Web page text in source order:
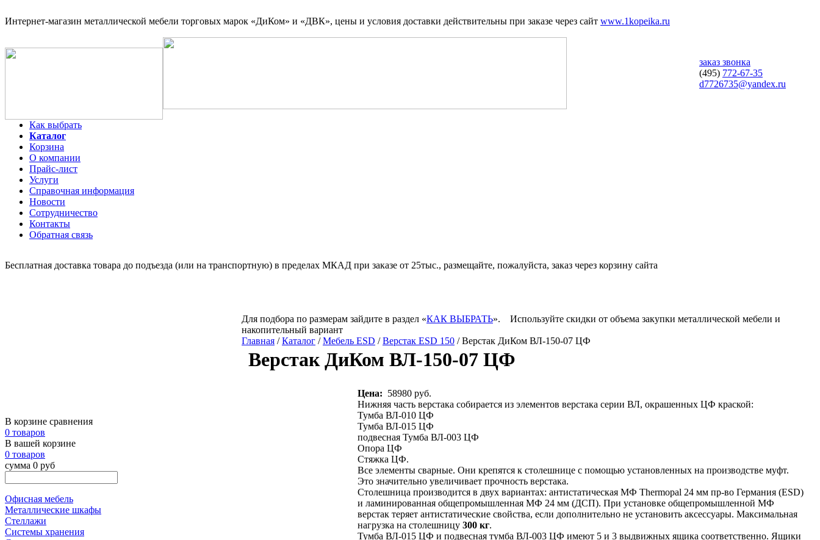
Интернет-магазин металлической мебели торговых марок «ДиКом» и «ДВК», цены и условия доставки действительны при заказе через сайт www.1kopeika.ru
заказ звонка
(495) 772-67-35
d7726735@yandex.ru
Как выбрать
Каталог
Корзина
О компании
Прайс-лист
Услуги
Справочная информация
Новости
Сотрудничество
Контакты
Обратная связь
Бесплатная доставка товара до подъезда (или на транспортную) в пределах МКАД при заказе от 25тыс., размещайте, пожалуйста, заказ через корзину сайта
В корзине сравнения
0 товаров
В вашей корзине
0 товаров
сумма 0 руб
Офисная мебель
Металлические шкафы
Стеллажи
Системы хранения
Для подбора по размерам зайдите в раздел «КАК ВЫБРАТЬ».
Используйте скидки от объема закупки металлической мебели и
накопительный вариант
Главная /Каталог /Мебель ESD /Верстак ESD 150 / Верстак ДиКом ВЛ-150-07 ЦФ
Верстак ДиКом ВЛ-150-07 ЦФ
Цена: 58980 руб.
Нижняя часть верстака собирается из элементов верстака серии ВЛ, окрашенных ЦФ краской:
Тумба ВЛ-010 ЦФ
Тумба ВЛ-015 ЦФ
подвесная Тумба ВЛ-003 ЦФ
Опора ЦФ
Стяжка ЦФ.
Все элементы сварные. Они крепятся к столешнице с помощью установленных на производстве муфт.
Это значительно увеличивает прочность верстака.
Столешница производится в двух вариантах: антистатическая МФ Thermopal 24 мм пр-во Германия (ESD)
и ламинированная общепромышленная МФ 24 мм (ДСП). При установке общепромышленной МФ
верстак теряет антистатические свойства, если дополнительно не установить аксессуары. Максимальная
нагрузка на столешницу 300 кг.
Тумба ВЛ-015 ЦФ и подвесная тумба ВЛ-003 ЦФ имеют 5 и 3 выдвижных ящика соответственно. Ящики